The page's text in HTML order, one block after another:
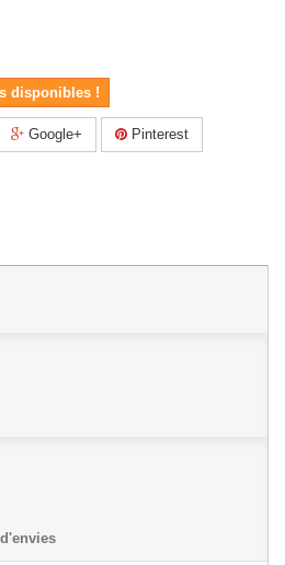
disponibles !
Google+ Pinterest